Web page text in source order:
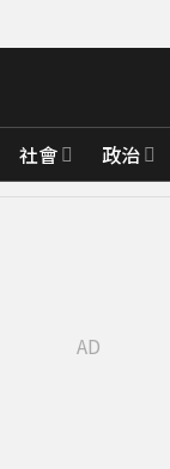
社會 政治